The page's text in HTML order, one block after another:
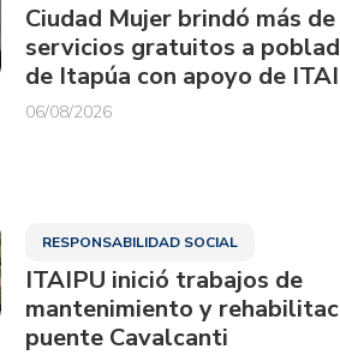
Ciudad Mujer brindó más
servicios gratuitos a
de Itapúa con apoyo de
06/08/2026
RESPONSABILIDAD SOCIAL
ITAIPU inició trabajos de
mantenimiento y
puente Cavalcanti